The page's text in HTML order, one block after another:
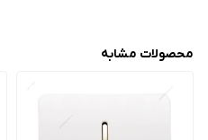
محصولات مشابه